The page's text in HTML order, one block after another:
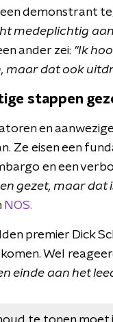
demonstrant
medeplichtig
ander zei: "Ik
maar dat ook
stappen
en
Ze eisen een
en een
gezet, maar dat
NOS.
premier Dick
Wel
einde aan het